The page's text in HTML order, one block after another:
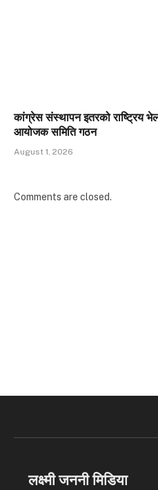
कांग्रेस संस्थापन इतरको राष्ट्रिय
आयोजक समिति गठन
August 1, 2026
Comments are closed.
लक्ष्मी जननी मिडिया